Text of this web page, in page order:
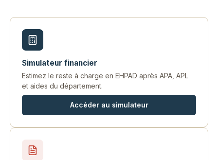
Simulateur financier
Estimez le reste à charge en EHPAD après APA, APL
et aides du département.
Accéder au simulateur